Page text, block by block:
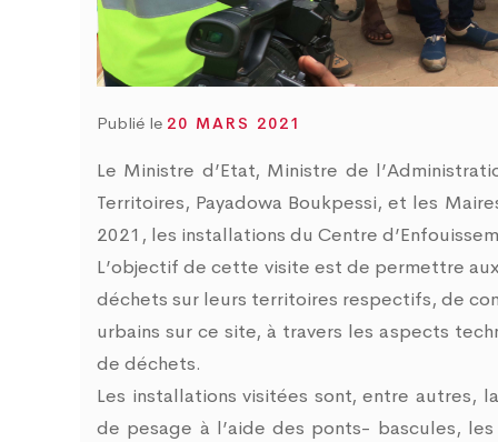
Publié le 20 MARS 2021
Le Ministre d’Etat, Ministre de
Territoires, Payadowa Boukpessi, et les
2021, les installations du Centre
L’objectif de cette visite est de permettre
déchets sur leurs territoires respectifs, de
urbains sur ce site, à travers les aspects
de déchets.
Les installations visitées sont, entre
de pesage à l’aide des ponts- bascules,